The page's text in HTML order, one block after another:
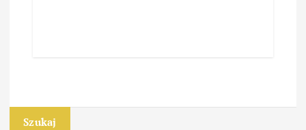
Szukaj